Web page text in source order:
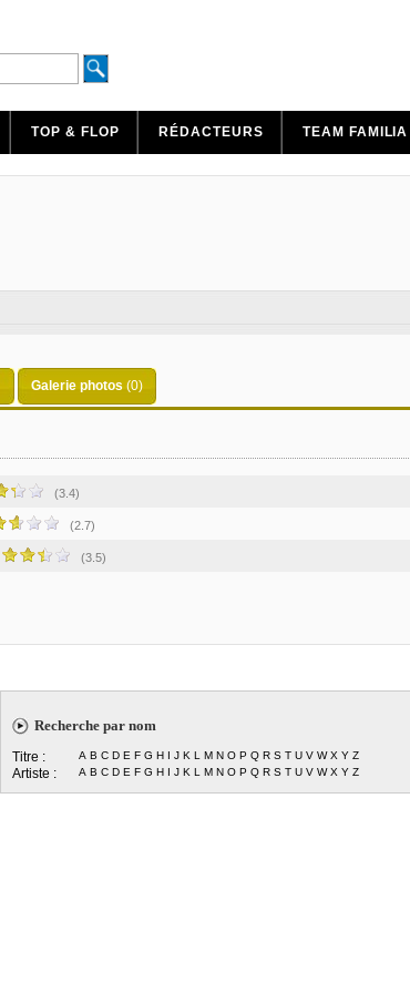
TOP & FLOP RÉDACTEURS TEAM FAMILIA
Galerie photos (0)
(3.4)
(2.7)
(3.5)
Recherche par nom
Titre : A B C D E F G H I J K L M N O P Q R S T U V W X Y Z
Artiste : A B C D E F G H I J K L M N O P Q R S T U V W X Y Z